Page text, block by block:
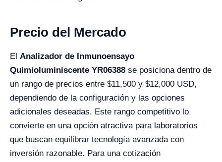
Precio del Mercado
El Analizador de Inmunoensayo
Quimioluminiscente YR06388 se posiciona dentro de
un rango de precios entre $11,500 y $12,000 USD,
dependiendo de la configuración y las opciones
adicionales deseadas. Este rango competitivo lo
convierte en una opción atractiva para laboratorios
que buscan equilibrar tecnología avanzada con
inversión razonable. Para una cotización